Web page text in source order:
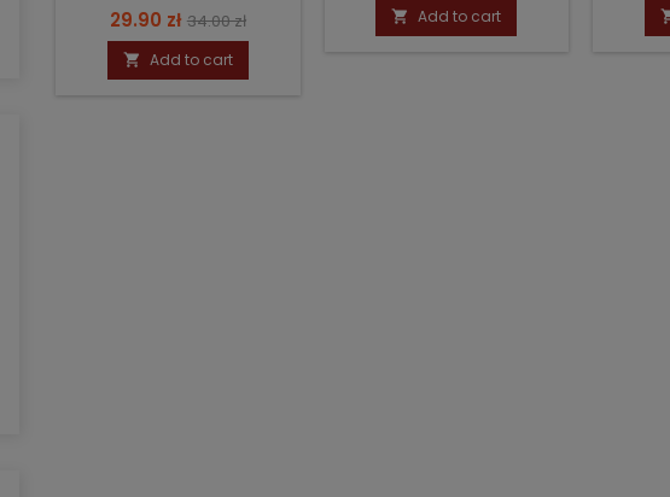
Price
29.90 zł Regular
price
34.00 zł
 Add to cart
price
 Add to cart